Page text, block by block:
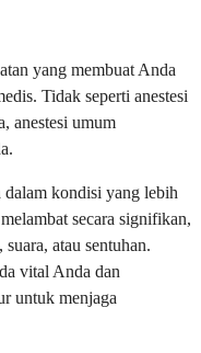
yang membuat Anda
Tidak seperti anestesi
anestesi umum
dalam kondisi yang lebih
secara signifikan,
atau sentuhan.
vital Anda dan
untuk menjaga